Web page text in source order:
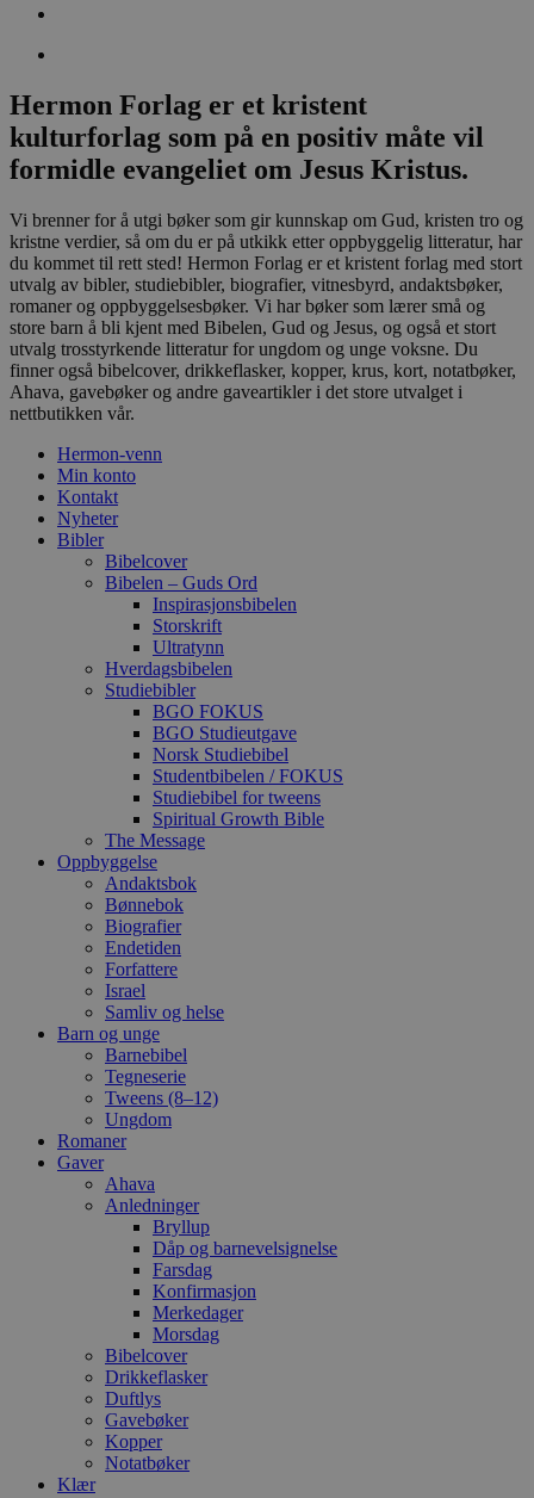
Hermon Forlag er et kristent
kulturforlag som på en positiv måte vil
formidle evangeliet om Jesus Kristus.
Vi brenner for å utgi bøker som gir kunnskap om Gud, kristen tro og
kristne verdier, så om du er på utkikk etter oppbyggelig litteratur, har
du kommet til rett sted! Hermon Forlag er et kristent forlag med stort
utvalg av bibler, studiebibler, biografier, vitnesbyrd, andaktsbøker,
romaner og oppbyggelsesbøker. Vi har bøker som lærer små og
store barn å bli kjent med Bibelen, Gud og Jesus, og også et stort
utvalg trosstyrkende litteratur for ungdom og unge voksne. Du
finner også bibelcover, drikkeflasker, kopper, krus, kort, notatbøker,
Ahava, gavebøker og andre gaveartikler i det store utvalget i
nettbutikken vår.
Hermon-venn
Min konto
Kontakt
Nyheter
Bibler
Bibelcover
Bibelen – Guds Ord
Inspirasjonsbibelen
Storskrift
Ultratynn
Hverdagsbibelen
Studiebibler
BGO FOKUS
BGO Studieutgave
Norsk Studiebibel
Studentbibelen / FOKUS
Studiebibel for tweens
Spiritual Growth Bible
The Message
Oppbyggelse
Andaktsbok
Bønnebok
Biografier
Endetiden
Forfattere
Israel
Samliv og helse
Barn og unge
Barnebibel
Tegneserie
Tweens (8–12)
Ungdom
Romaner
Gaver
Ahava
Anledninger
Bryllup
Dåp og barnevelsignelse
Farsdag
Konfirmasjon
Merkedager
Morsdag
Bibelcover
Drikkeflasker
Duftlys
Gavebøker
Kopper
Notatbøker
Klær